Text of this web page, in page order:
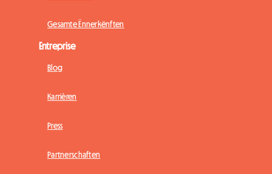
Gesamte Ënnerkënften
Entreprise
Blog
Karrièren
Press
Partnerschaften